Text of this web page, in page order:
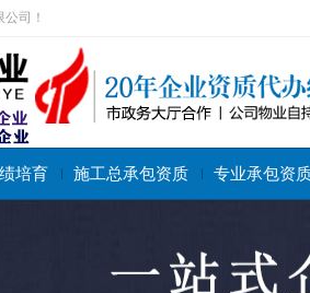
司！
培育 施工总承包资质 专业承包资
质 专业承包资质 施工劳务资质